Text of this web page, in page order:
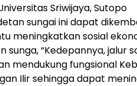
Sriwijaya, Sutopo
sungai ini dapat
meningkatkan sosial
“Kedepannya, jalur
mendukung fungsional
Ilir sehingga dapat